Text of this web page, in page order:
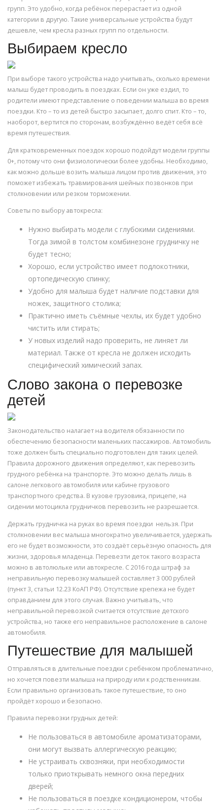
групп. Это удобно, когда ребёнок перерастает из одной
категории в другую. Такие универсальные устройства будут
дешевле, чем кресла разных групп по отдельности.
Выбираем кресло
При выборе такого устройства надо учитывать, сколько времени
малыш будет проводить в поездках. Если он уже ездил, то
родители имеют представление о поведении малыша во время
поездки. Кто – то из детей быстро засыпает, долго спит. Кто – то,
наоборот, вертится по сторонам, возбуждённо ведёт себя всё
время путешествия.
Для кратковременных поездок хорошо подойдут модели группы
0+, потому что они физиологически более удобны. Необходимо,
как можно дольше возить малыша лицом против движения, это
поможет избежать травмирования шейных позвонков при
столкновении или резком торможении.
Советы по выбору автокресла:
Нужно выбирать модели с глубокими сидениями.
Тогда зимой в толстом комбинезоне грудничку не
будет тесно;
Хорошо, если устройство имеет подлокотники,
ортопедическую спинку;
Удобно для малыша будет наличие подставки для
ножек, защитного столика;
Практично иметь съёмные чехлы, их будет удобно
чистить или стирать;
У новых изделий надо проверить, не линяет ли
материал. Также от кресла не должен исходить
специфический химический запах.
Слово закона о перевозке
детей
Законодательство налагает на водителя обязанности по
обеспечению безопасности маленьких пассажиров. Автомобиль
тоже должен быть специально подготовлен для таких целей.
Правила дорожного движения определяют, как перевозить
грудного ребёнка на транспорте. Это можно делать лишь в
салоне легкового автомобиля или кабине грузового
транспортного средства. В кузове грузовика, прицепе, на
сидении мотоцикла грудничков перевозить не разрешается.
Держать грудничка на руках во время поездки нельзя. При
столкновении вес малыша многократно увеличивается, удержать
его не будет возможности, это создаёт серьёзную опасность для
жизни, здоровья младенца. Перевезти деток такого возраста
можно в автолюльке или автокресле. С 2016 года штраф за
неправильную перевозку малышей составляет 3 000 рублей
(пункт 3, статьи 12.23 КоАП РФ). Отсутствие крепежа не будет
оправданием для этого случая. Важно учитывать, что
неправильной перевозкой считается отсутствие детского
устройства, но также его неправильное расположение в салоне
автомобиля.
Путешествие для малышей
Отправляться в длительные поездки с ребёнком проблематично,
но хочется повезти малыша на природу или к родственникам.
Если правильно организовать такое путешествие, то оно
пройдёт хорошо и безопасно.
Правила перевозки грудных детей:
Не пользоваться в автомобиле ароматизаторами,
они могут вызвать аллергическую реакцию;
Не устраивать сквозняки, при необходимости
только приоткрывать немного окна передних
дверей;
Не пользоваться в поездке кондиционером, чтобы